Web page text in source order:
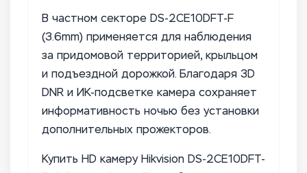
В частном секторе DS-2CE10DFT-F
(3.6mm) применяется для наблюдения
за придомовой территорией, крыльцом
и подъездной дорожкой. Благодаря 3D
DNR и ИК-подсветке камера сохраняет
информативность ночью без установки
дополнительных прожекторов.
Купить HD камеру Hikvision DS-2CE10DFT-